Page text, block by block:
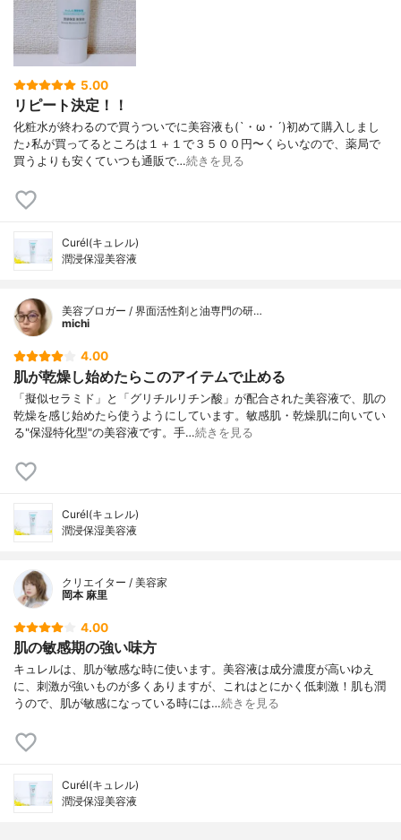
5.00
リピート決定！！
化粧水が終わるので買うついでに美容液も(`・ω・´)初めて購入しまし
た♪私が買ってるところは１＋１で３５００円〜くらいなので、薬局で
買うよりも安くていつも通販で…続きを見る
Curél(キュレル)
潤浸保湿美容液
美容ブロガー / 界面活性剤と油専門の研…
michi
4.00
肌が乾燥し始めたらこのアイテムで止める
「擬似セラミド」と「グリチルリチン酸」が配合された美容液で、肌の
乾燥を感じ始めたら使うようにしています。敏感肌・乾燥肌に向いてい
る"保湿特化型"の美容液です。手…続きを見る
Curél(キュレル)
潤浸保湿美容液
クリエイター / 美容家
岡本 麻里
4.00
肌の敏感期の強い味方
キュレルは、肌が敏感な時に使います。美容液は成分濃度が高いゆえ
に、刺激が強いものが多くありますが、これはとにかく低刺激！肌も潤
うので、肌が敏感になっている時には…続きを見る
Curél(キュレル)
潤浸保湿美容液